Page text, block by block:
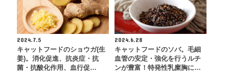
2024.7.5
キャットフードのショウガ(生
姜)。消化促進、抗炎症・抗
菌・抗酸化作用、血行促…
2024.6.28
キャットフードのソバ。毛細
血管の安定・強化を行うルチ
ンが豊富！特発性乳糜胸に…